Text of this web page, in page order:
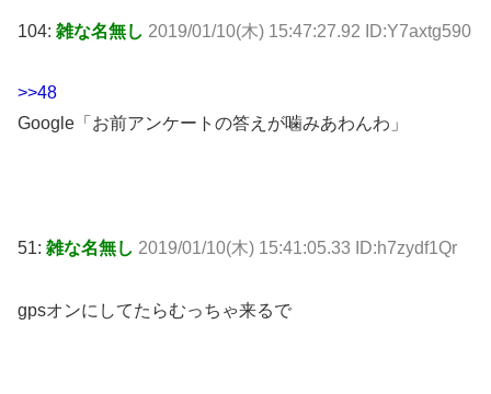
104: 雑な名無し 2019/01/10(木) 15:47:27.92 ID:Y7axtg590
>>48
Google「お前アンケートの答えが噛みあわんわ」
51: 雑な名無し 2019/01/10(木) 15:41:05.33 ID:h7zydf1Qr
gpsオンにしてたらむっちゃ来るで